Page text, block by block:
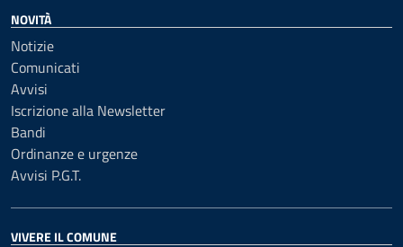
NOVITÀ
Notizie
Comunicati
Avvisi
Iscrizione alla Newsletter
Bandi
Ordinanze e urgenze
Avvisi P.G.T.
VIVERE IL COMUNE